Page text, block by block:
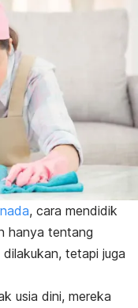
, cara mendidik
hanya tentang
tetapi juga
usia dini, mereka